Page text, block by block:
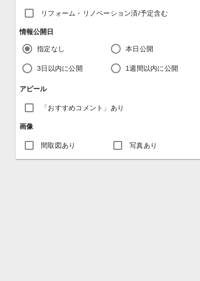
リフォーム・リノベーション済/予定含む
情報公開日
指定なし 本日公開
3日以内に公開 1週間以内に公開
アピール
「おすすめコメント」あり
画像
間取図あり 写真あり